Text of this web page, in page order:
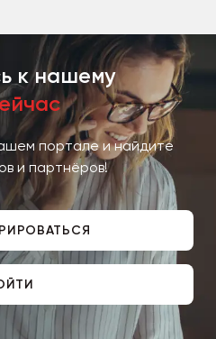
к нашему
портале и найдите
и партнёров!